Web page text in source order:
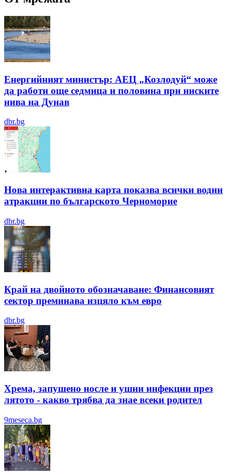
Енергийният министър: АЕЦ „Козлодуй“ може
да работи още седмица и половина при ниските
нива на Дунав
dbr.bg
Нова интерактивна карта показва всички водни
атракции по българското Черноморие
dbr.bg
Край на двойното обозначаване: Финансовият
сектор преминава изцяло към евро
dbr.bg
Хрема, запушено носле и ушни инфекции през
лятотo - какво трябва да знае всеки родител
9meseca.bg